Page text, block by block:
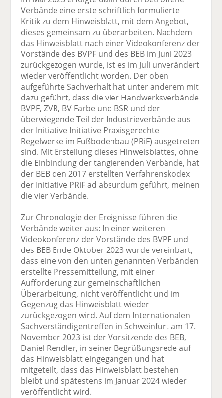
Verbände eine erste schriftlich formulierte
Kritik zu dem Hinweisblatt, mit dem Angebot,
dieses gemeinsam zu überarbeiten. Nachdem
das Hinweisblatt nach einer Videokonferenz der
Vorstände des BVPF und des BEB im Juni 2023
zurückgezogen wurde, ist es im Juli unverändert
wieder veröffentlicht worden. Der oben
aufgeführte Sachverhalt hat unter anderem mit
dazu geführt, dass die vier Handwerksverbände
BVPF, ZVR, BV Farbe und BSR und der
überwiegende Teil der Industrieverbände aus
der Initiative Initiative Praxisgerechte
Regelwerke im Fußbodenbau (PRiF) ausgetreten
sind. Mit Erstellung dieses Hinweisblattes, ohne
die Einbindung der tangierenden Verbände, hat
der BEB den 2017 erstellten Verfahrenskodex
der Initiative PRiF ad absurdum geführt, meinen
die vier Verbände.
Zur Chronologie der Ereignisse führen die
Verbände weiter aus: In einer weiteren
Videokonferenz der Vorstände des BVPF und
des BEB Ende Oktober 2023 wurde vereinbart,
dass eine von den unten genannten Verbänden
erstellte Pressemitteilung, mit einer
Aufforderung zur gemeinschaftlichen
Überarbeitung, nicht veröffentlicht und im
Gegenzug das Hinweisblatt wieder
zurückgezogen wird. Auf dem Internationalen
Sachverständigentreffen in Schweinfurt am 17.
November 2023 ist der Vorsitzende des BEB,
Daniel Rendler, in seiner Begrüßungsrede auf
das Hinweisblatt eingegangen und hat
mitgeteilt, dass das Hinweisblatt bestehen
bleibt und spätestens im Januar 2024 wieder
veröffentlicht wird.